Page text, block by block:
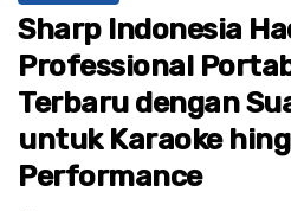
Sharp Indonesia
Professional
Terbaru dengan
untuk Karaoke
Performance